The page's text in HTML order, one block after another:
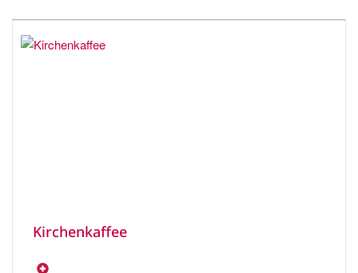
Kirchenkaffee